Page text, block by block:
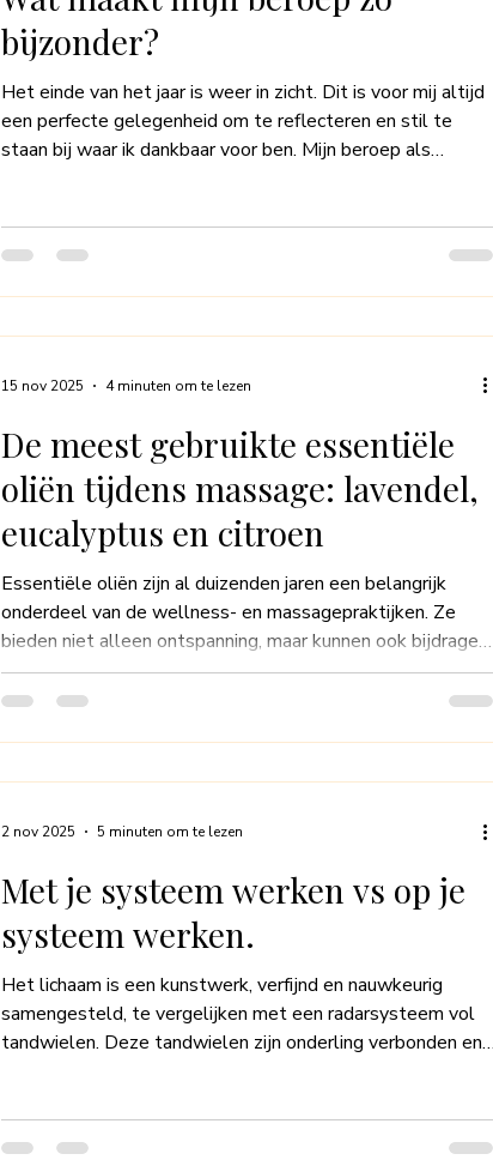
bijzonder?
Het einde van het jaar is weer in zicht. Dit is voor mij altijd
een perfecte gelegenheid om te reflecteren en stil te
staan bij waar ik dankbaar voor ben. Mijn beroep als
je open en vertrouw je je lichaam toe aan mijn handen. Je
lichaam, waar je maar één van hebt, is het instrument
waarmee je je beweegt in deze wereld, werkt, liefhebt,
De meest gebruikte essentiële
oliën tijdens massage: lavendel,
eucalyptus en citroen
Essentiële oliën zijn al duizenden jaren een belangrijk
onderdeel van de wellness- en massagepraktijken. Ze
bieden niet alleen ontspanning, maar kunnen ook bijdragen
aan de algehele gezondheid en het welzijn. In deze
blogpost onderzoeken we de populairste essentiële oliën
het meest naar vragen, welke werking deze oliën hebben,
15 nov 2025 4 minuten om te lezen
Met je systeem werken vs op je
systeem werken.
Het lichaam is een kunstwerk, verfijnd en nauwkeurig
samengesteld, te vergelijken met een radarsysteem vol
tandwielen. Deze tandwielen zijn onderling verbonden en
omgeving of ziekte hun invloed uitoefenen, kan het zijn dat
deze tandwielen niet meer synchroon draaien. Ons lichaam
2 nov 2025 5 minuten om te lezen